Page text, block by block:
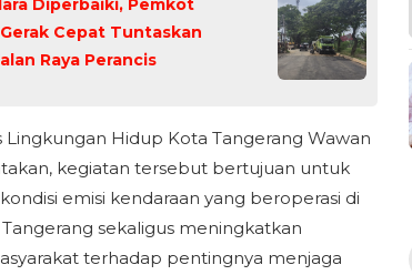
Diperbaiki, Pemkot
Cepat Tuntaskan
Raya Perancis
Lingkungan Hidup Kota Tangerang Wawan
kegiatan tersebut bertujuan untuk
emisi kendaraan yang beroperasi di
sekaligus meningkatkan
terhadap pentingnya menjaga